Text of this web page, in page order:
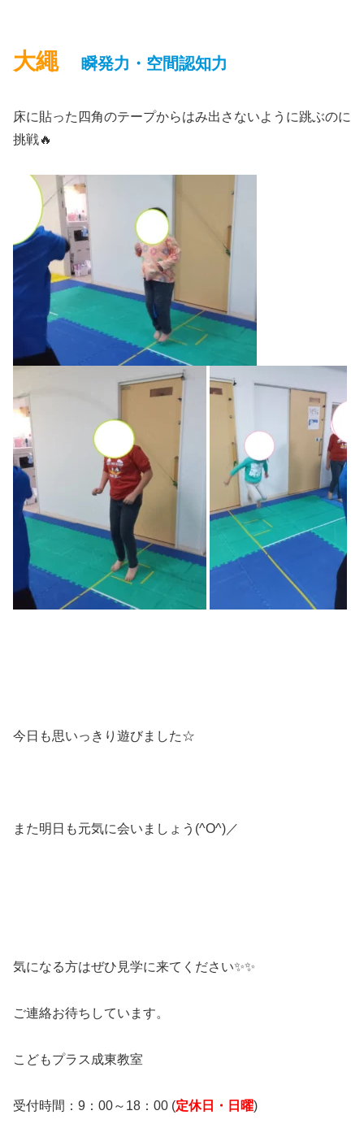
大繩 瞬発力・空間認知力
床に貼った四角のテープからはみ出さないように跳ぶのに
挑戦🔥
今日も思いっきり遊びました☆
また明日も元気に会いましょう(^O^)／
気になる方はぜひ見学に来てください✨✨
ご連絡お待ちしています。
こどもプラス成東教室
受付時間：9：00～18：00 (定休日・日曜)